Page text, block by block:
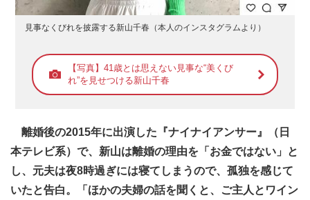
見事なくびれを披露する新山千春（本人のインスタグラムより）
【写真】41歳とは思えない見事な“美くび
れ”を見せつける新山千春
離婚後の2015年に出演した『ナイナイアンサー』（日
本テレビ系）で、新山は離婚の理由を「お金ではない」と
し、元夫は夜8時過ぎには寝てしまうので、孤独を感じて
いたと告白。「ほかの夫婦の話を聞くと、ご主人とワイン